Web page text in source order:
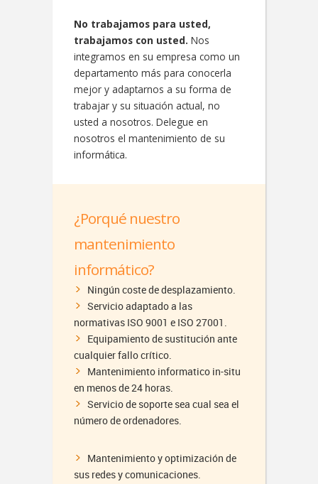
No trabajamos para usted,
trabajamos con usted. Nos
integramos en su empresa como un
departamento más para conocerla
mejor y adaptarnos a su forma de
trabajar y su situación actual, no
usted a nosotros. Delegue en
nosotros el mantenimiento de su
informática.
¿Porqué nuestro
mantenimiento
informático?
Ningún coste de desplazamiento.
Servicio adaptado a las
normativas ISO 9001 e ISO 27001.
Equipamiento de sustitución ante
cualquier fallo crítico.
Mantenimiento informatico in-situ
en menos de 24 horas.
Servicio de soporte sea cual sea el
número de ordenadores.
Mantenimiento y optimización de
sus redes y comunicaciones.